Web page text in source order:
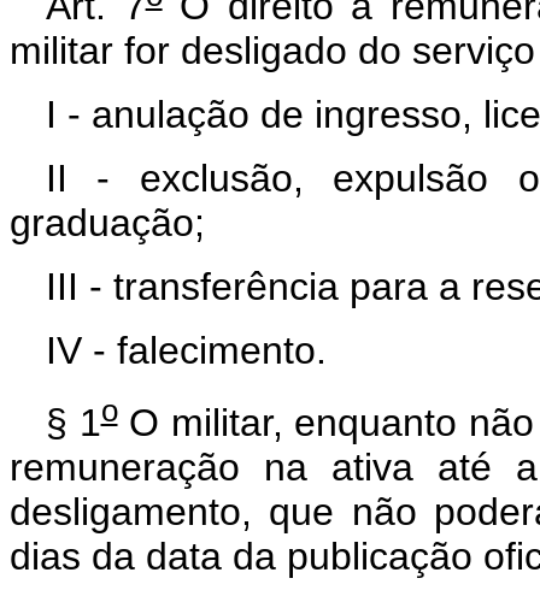
militar for desligado do
I - anulação de ingresso,
II - exclusão, expulsão
graduação;
III - transferência para a
IV - falecimento.
§ 1oO militar, enquanto
remuneração na ativa até
desligamento, que não
dias da data da publicação